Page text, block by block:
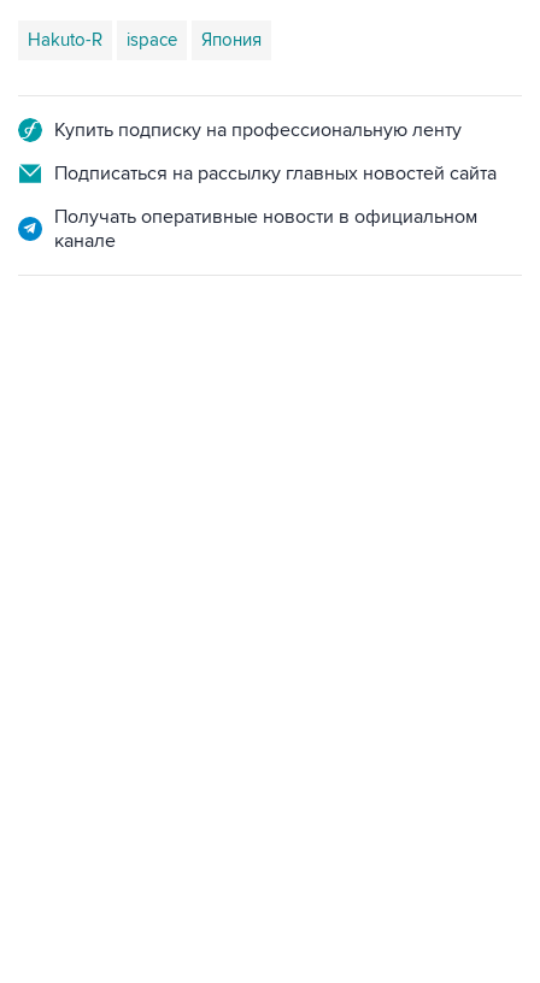
Hakuto-R ispace Япония
Купить подписку на профессиональную ленту
Подписаться на рассылку главных новостей сайта
Получать оперативные новости в официальном
канале